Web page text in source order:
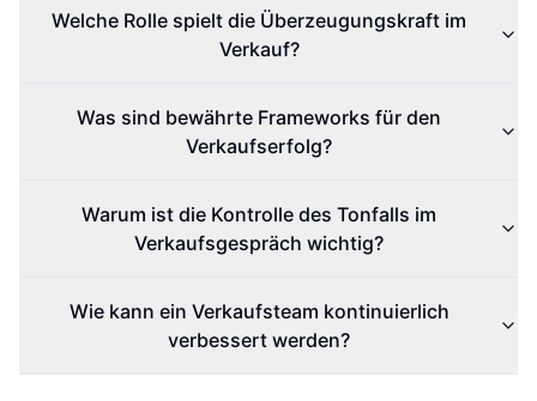
Welche Rolle spielt die Überzeugungskraft im
Verkauf?
Was sind bewährte Frameworks für den
Verkaufserfolg?
Warum ist die Kontrolle des Tonfalls im
Verkaufsgespräch wichtig?
Wie kann ein Verkaufsteam kontinuierlich
verbessert werden?